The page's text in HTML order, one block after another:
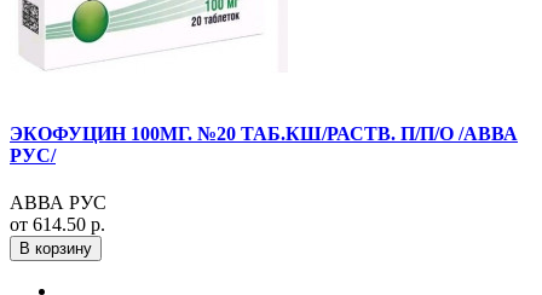
ЭКОФУЦИН 100МГ. №20 ТАБ.КШ/РАСТВ. П/П/О /АВВА
РУС/
АВВА РУС
от 614.50 р.
В корзину